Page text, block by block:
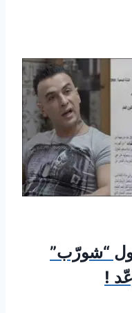
“شورّب”
!